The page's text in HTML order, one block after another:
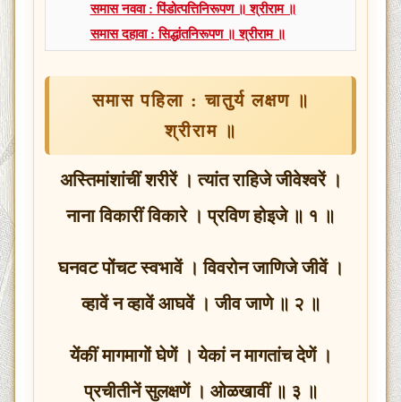
समास नववा : पिंडोत्पत्तिनिरूपण ॥ श्रीराम ॥
समास दहावा : सिद्धांतनिरूपण ॥ श्रीराम ॥
समास पहिला :चातुर्य लक्षण ॥
श्रीराम ॥
अस्तिमांशांचीं शरीरें । त्यांत राहिजे जीवेश्वरें ।
नाना विकारीं विकारे । प्रविण होइजे ॥ १ ॥
घनवट पोंचट स्वभावें । विवरोन जाणिजे जीवें ।
व्हावें न व्हावें आघवें । जीव जाणे ॥ २ ॥
येंकीं मागमागों घेणें । येकां न मागतांच देणें ।
प्रचीतीनें सुलक्षणें । ओळखावीं ॥ ३ ॥